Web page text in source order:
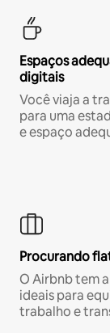
Espaços
digitais
Você viaja a
para uma
e espaço
Procurando
O Airbnb tem
ideais para
trabalho e